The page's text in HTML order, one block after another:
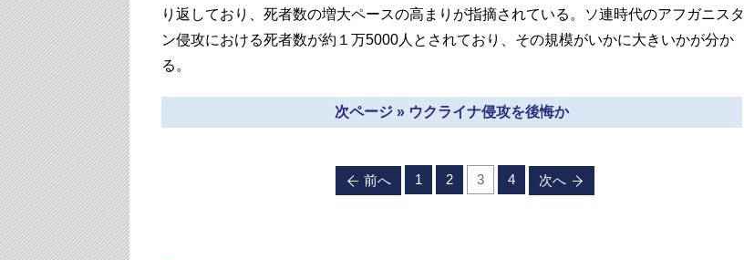
り返しており、死者数の増大ペースの高まりが指摘されている。ソ連時代のアフガニスタ
ン侵攻における死者数が約１万5000人とされており、その規模がいかに大きいかが分か
る。
次ページ » ウクライナ侵攻を後悔か
前へ 1 2 3 4 次へ